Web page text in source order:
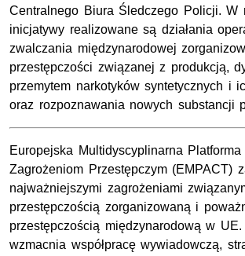
Centralnego Biura Śledczego Policji. W
inicjatywy realizowane są działania
zwalczania międzynarodowej
przestępczości związanej z produkcją,
przemytem narkotyków syntetycznych i
oraz rozpoznawania nowych substancji
Europejska Multidyscyplinarna Platforma
Zagrożeniom Przestępczym (EMPACT)
najważniejszymi zagrożeniami
przestępczością zorganizowaną i
przestępczością międzynarodową w
wzmacnia współpracę wywiadowczą,